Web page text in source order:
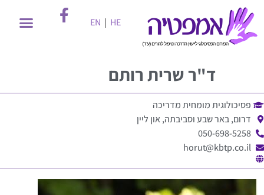
EN | HE
ד"רשרית רותם
פסיכולוגית מומחית מדריכה
דרום, באר שבע וסביבתה, און ליין
050-698-5258
horut@kbtp.co.il